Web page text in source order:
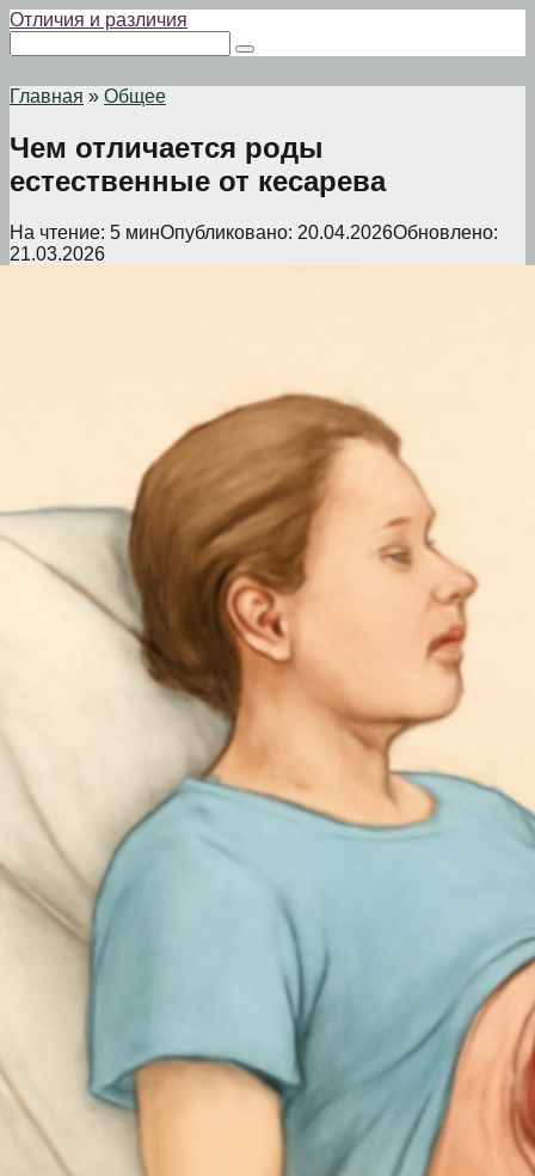
Перейти
контенту
Отличия и различия
Главная » Общее
Чем отличается роды
естественные от кесарева
На чтение: 5 минОпубликовано: 20.04.2026Обновлено:
21.03.2026